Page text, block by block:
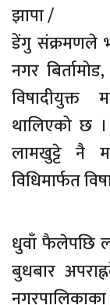
झापा /
डेंगु संक्रमणले
नगर
थालिएको छ
लामखुट्टे नै
विधिमार्फत
धुवाँ फैलेपछि
बुधबार